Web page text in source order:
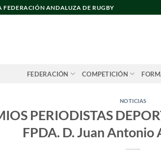
FEDERACIÓN ANDALUZA DE RUGBY
FEDERACIÓN COMPETICIÓN
NOTICIAS
PERIODISTAS
FPDA. D. Juan Antonio